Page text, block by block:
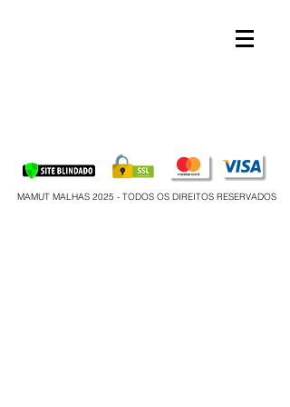
MAMUT MALHAS 2025 - TODOS OS DIREITOS RESERVADOS